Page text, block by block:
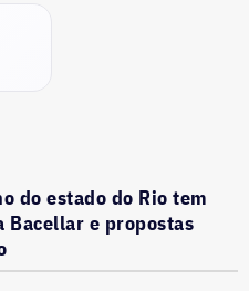
do estado do Rio tem
Bacellar e propostas